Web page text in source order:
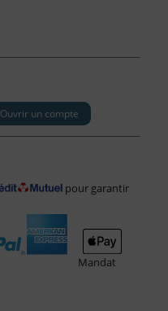
Ouvrir un compte
pour garantir
Mandat